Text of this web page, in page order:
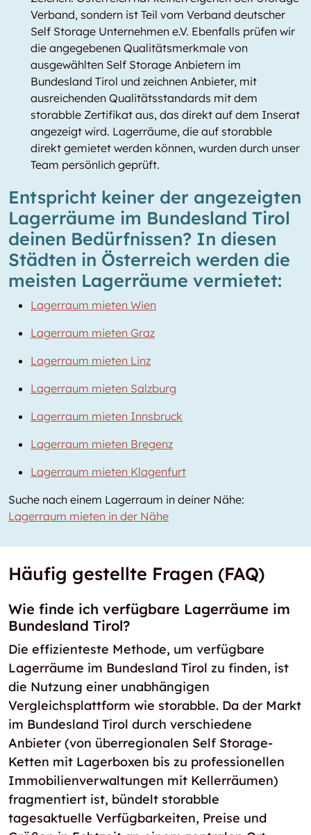
Verband, sondern ist Teil vom Verband deutscher
Self Storage Unternehmen e.V. Ebenfalls prüfen wir
die angegebenen Qualitätsmerkmale von
ausgewählten Self Storage Anbietern im
Bundesland Tirol und zeichnen Anbieter, mit
ausreichenden Qualitätsstandards mit dem
storabble Zertifikat aus, das direkt auf dem Inserat
angezeigt wird. Lagerräume, die auf storabble
direkt gemietet werden können, wurden durch unser
Team persönlich geprüft.
Entspricht keiner der angezeigten
Lagerräume im Bundesland Tirol
deinen Bedürfnissen? In diesen
Städten in Österreich werden die
meisten Lagerräume vermietet:
Lagerraum mieten Wien
Lagerraum mieten Graz
Lagerraum mieten Linz
Lagerraum mieten Salzburg
Lagerraum mieten Innsbruck
Lagerraum mieten Bregenz
Lagerraum mieten Klagenfurt
Suche nach einem Lagerraum in deiner Nähe:
Lagerraum mieten in der Nähe
Häufig gestellte Fragen (FAQ)
Wie finde ich verfügbare Lagerräume im
Bundesland Tirol?
Die effizienteste Methode, um verfügbare
Lagerräume im Bundesland Tirol zu finden, ist
die Nutzung einer unabhängigen
Vergleichsplattform wie storabble. Da der Markt
im Bundesland Tirol durch verschiedene
Anbieter (von überregionalen Self Storage-
Ketten mit Lagerboxen bis zu professionellen
Immobilienverwaltungen mit Kellerräumen)
fragmentiert ist, bündelt storabble
tagesaktuelle Verfügbarkeiten, Preise und